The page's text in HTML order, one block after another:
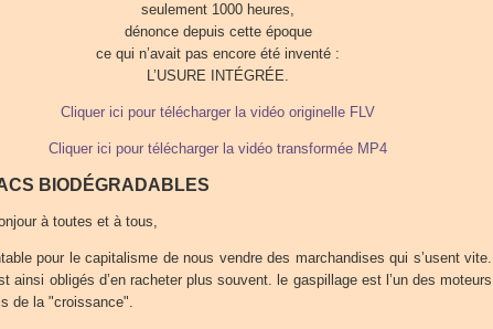
seulement 1000 heures,
dénonce depuis cette époque
ce qui n’avait pas encore été inventé :
L’USURE INTÉGRÉE.
Cliquer ici pour télécharger la vidéo originelle FLV
Cliquer ici pour télécharger la vidéo transformée MP4
BIODÉGRADABLES
à toutes et à tous,
pour le capitalisme de nous vendre des marchandises qui s’usent vite.
ainsi obligés d’en racheter plus souvent. le gaspillage est l’un des moteurs
de la "croissance".